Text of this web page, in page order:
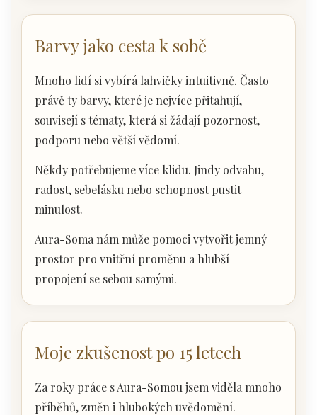
Barvy jako cesta k sobě
Mnoho lidí si vybírá lahvičky intuitivně. Často
právě ty barvy, které je nejvíce přitahují,
souvisejí s tématy, která si žádají pozornost,
podporu nebo větší vědomí.
Někdy potřebujeme více klidu. Jindy odvahu,
radost, sebelásku nebo schopnost pustit
minulost.
Aura-Soma nám může pomoci vytvořit jemný
prostor pro vnitřní proměnu a hlubší
propojení se sebou samými.
Moje zkušenost po 15 letech
Za roky práce s Aura-Somou jsem viděla mnoho
příběhů, změn i hlubokých uvědomění.